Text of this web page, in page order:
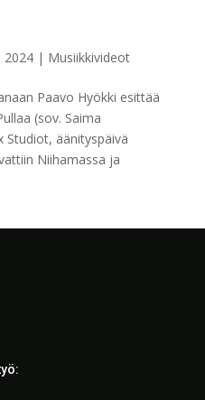
2024| Musiikkivideot
Paavo Hyökki esittää
(sov. Saima
Studiot, äänityspäivä
Niihamassa ja